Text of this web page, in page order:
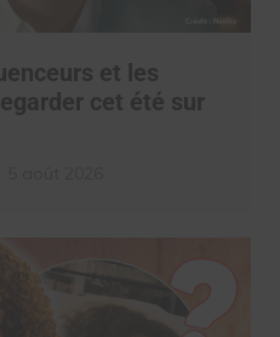
et les
cet été sur